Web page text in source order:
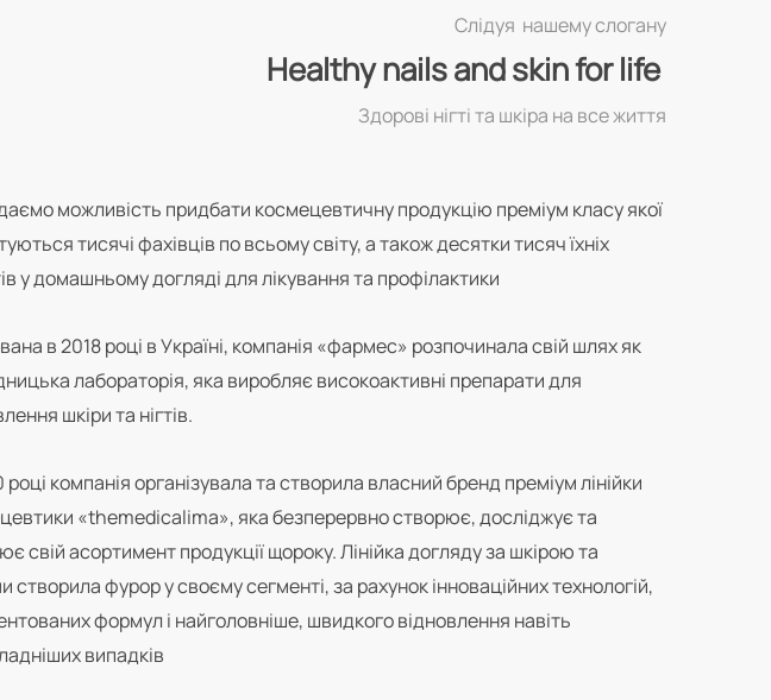
Слідуя нашему слогану
Healthy nails and skin for life
Здорові нігті та шкіра на все життя
можливість придбати космецевтичну продукцію преміум класу якої
тисячі фахівців по всьому світу, а також десятки тисяч їхніх
у домашньому догляді для лікування та профілактики
в 2018 році в Україні, компанія «фармес» розпочинала свій шлях як
лабораторія, яка виробляє високоактивні препарати для
шкіри та нігтів.
компанія організувала та створила власний бренд преміум лінійки
«themedicalima», яка безперервно створює, досліджує та
свій асортимент продукції щороку. Лінійка догляду за шкірою та
створила фурор у своєму сегменті, за рахунок інноваційних технологій,
формул і найголовніше, швидкого відновлення навіть
випадків